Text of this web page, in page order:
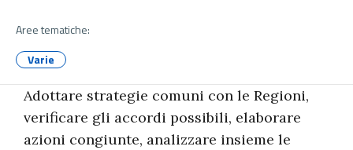
Aree tematiche:
Varie
Adottare strategie comuni con le Regioni,
verificare gli accordi possibili, elaborare
azioni congiunte, analizzare insieme le